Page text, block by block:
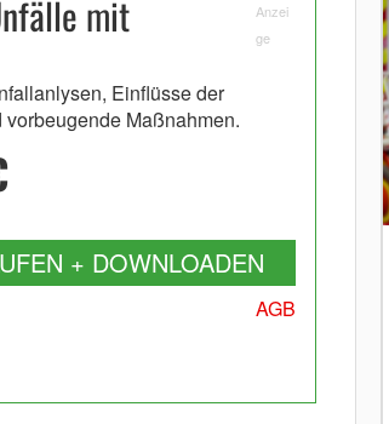
mit
Anzei
ge
Einflüsse der
vorbeugende Maßnahmen.
+ DOWNLOADEN
AGB